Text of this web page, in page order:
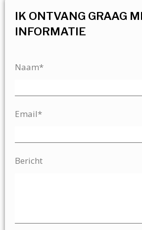
IK ONTVANG GRAAG
INFORMATIE
Naam*
Email*
Bericht